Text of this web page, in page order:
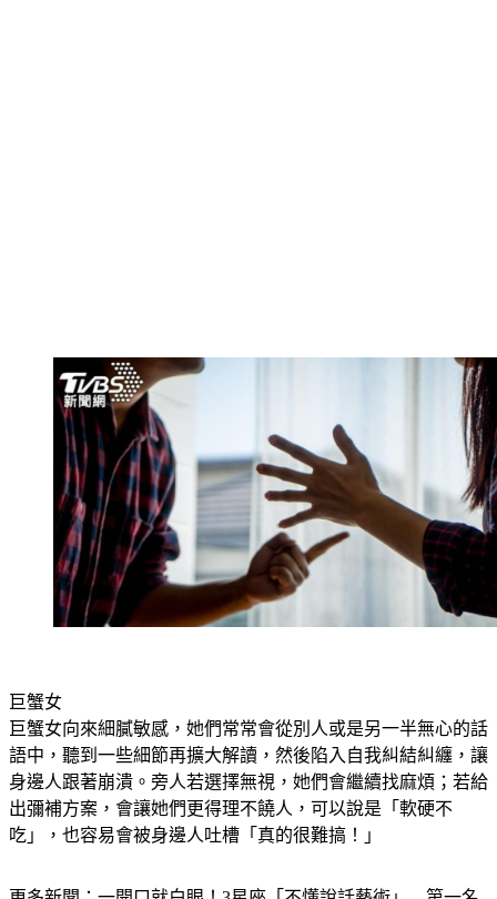
巨蟹女向來細膩敏感，她們常常會從別人或是另一半無心的話
語中，聽到一些細節再擴大解讀，然後陷入自我糾結糾纏，讓
身邊人跟著崩潰。旁人若選擇無視，她們會繼續找麻煩；若給
出彌補方案，會讓她們更得理不饒人，可以說是「軟硬不
吃」，也容易會被身邊人吐槽「真的很難搞！」